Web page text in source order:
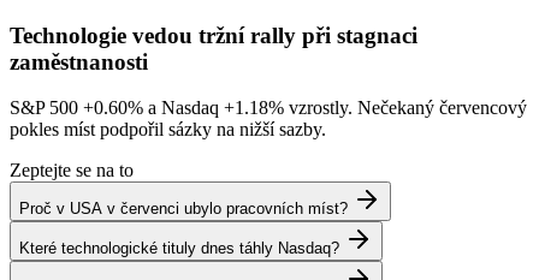
Technologie vedou tržní rally při stagnaci
zaměstnanosti
S&P 500 +0.60% a Nasdaq +1.18% vzrostly. Nečekaný červencový
pokles míst podpořil sázky na nižší sazby.
Zeptejte se na to
Proč v USA v červenci ubylo pracovních míst?
Které technologické tituly dnes táhly Nasdaq?